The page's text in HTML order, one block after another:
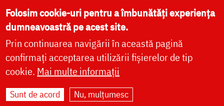
DONEAZĂ ONLINE PENTRU CATEDRALA NAȚIONALĂ
LIVE
Site dezvoltat deDOXOLOGIA MEDIA
Folosim cookie-uri pentru a îmbunătăți experiența
dumneavoastră pe acest site.
Prin continuarea navigării în această pagină
confirmați acceptarea utilizării fișierelor de tip
cookie. Mai multe informații
Sunt de acord Nu, mulțumesc